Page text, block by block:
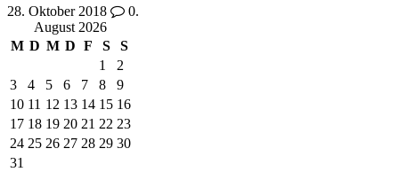
28. Oktober 2018
0.
August 2026
M D M D F S
S
1
2
3
4 5 6 7 8
9
10 11 12 13 14 15 16
17 18 19 20 21 22 23
24 25 26 27 28 29 30
31